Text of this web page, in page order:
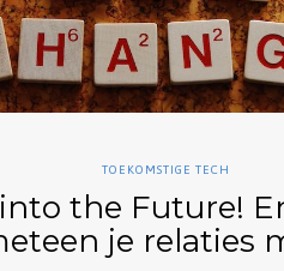
TOEKOMSTIGE TECH
the Future!
je relaties